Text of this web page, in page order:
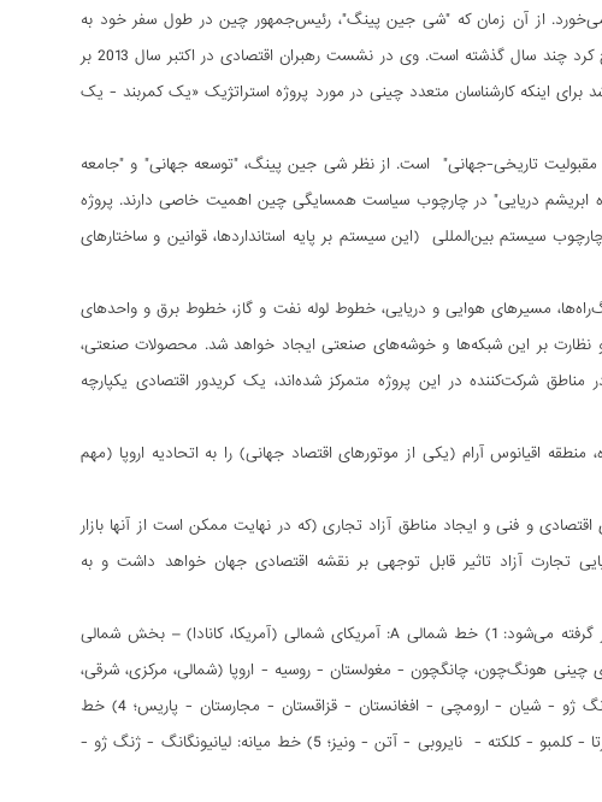
از آن زمان که "شی جین پینگ"، رئیس‌جمهور چین در طول سفر خود به
قزاقستان در سپتامبر سال 2013 نظریه استراتژیک "کمربند اقتصادی جاده ابریشم" را مطرح کرد چند سال گذشته است. وی در نشست رهبران اقتصادی در اکتبر سال 2013 بر
اینکه کارشناسان متعدد چینی در مورد پروژه استراتژیک «یک کمربند - یک
تاریخی-جهانی" است. از نظر شی جین پینگ، "توسعه جهانی" و "جامعه
ابریشم دریایی" در چارچوب سیاست همسایگی چین اهمیت خاصی دارند. پروژه
سیستم بین‌المللی (این سیستم بر پایه استانداردها، قوانین و ساختارهای
مسیرهای هوایی و دریایی، خطوط لوله نفت و گاز، خطوط برق و واحدهای
نظارت بر این شبکه‌ها و خوشه‌های صنعتی ایجاد خواهد شد. محصولات صنعتی،
شرکت‌کننده در این پروژه متمرکز شده‌اند، یک کریدور اقتصادی یکپارچه
اقیانوس آرام (یکی از موتورهای اقتصاد جهانی) را به اتحادیه اروپا (مهم
و فنی و ایجاد مناطق آزاد تجاری (که در نهایت ممکن است از آنها بازار
تجارت آزاد تاثیر قابل توجهی بر نقشه اقتصادی جهان خواهد داشت و به
در چارچوب تحقق طرح «یک کمربند- یک جاده»، ایجاد پنج کریدور حمل و نقل در نظر گرفته می‌شود: 1) خط شمالی A: آمریکای شمالی (آمریکا، کانادا) – بخش شمالی
چینی هونگ‌چون، چانگچون - مغولستان - روسیه - اروپا (شمالی، مرکزی، شرقی،
غربی، جنوبی)؛ 2) خط شمالیB: پکن - روسیه - آلمان - اروپا؛ 3) خط مرکزی: پکن - ژنگ ژو - شیان - ارومچی - افغانستان - قزاقستان - مجارستان - پاریس؛ 4) خط
جنوبی: کوانژو– فوژو - گوانگژو - هایکو - دریای جنوب چین - هانوی - کوالالامپور - جاکارتا - کلمبو - کلکته - نایروبی - آتن - ونیز؛ 5) خط میانه: لیانیونگانگ - ژنگ ژو -